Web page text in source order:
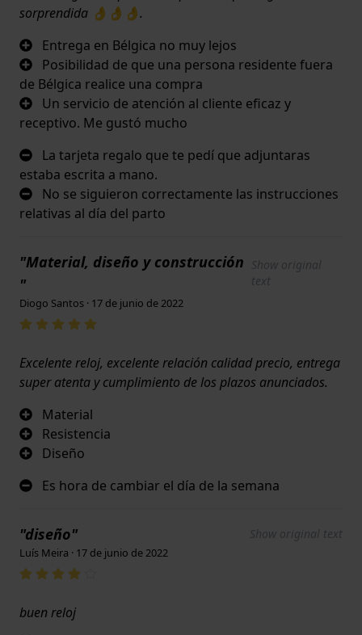
sorprendida 👌👌👌.
Entrega en Bélgica no muy lejos
Posibilidad de que una persona residente fuera
de Bélgica realice una compra
Un servicio de atención al cliente eficaz y
receptivo. Me gustó mucho
La tarjeta regalo que te pedí que adjuntaras
estaba escrita a mano.
No se siguieron correctamente las instrucciones
relativas al día del parto
"Material, diseño y construcción
"
Show original
text
Diogo Santos · 17 de junio de 2022
Excelente reloj, excelente relación calidad precio, entrega
super atenta y cumplimiento de los plazos anunciados.
Material
Resistencia
Diseño
Es hora de cambiar el día de la semana
"diseño" Show original text
Luís Meira · 17 de junio de 2022
buen reloj